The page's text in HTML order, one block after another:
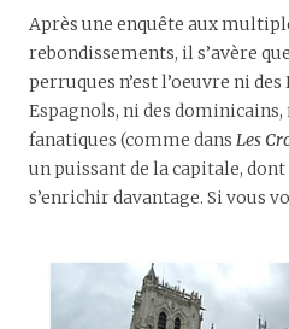
Après une enquête aux
rebondissements, il s’avère
perruques n’est l’oeuvre ni
Espagnols, ni des
fanatiques (comme dans Les
un puissant de la capitale, dont
s’enrichir davantage. Si vous